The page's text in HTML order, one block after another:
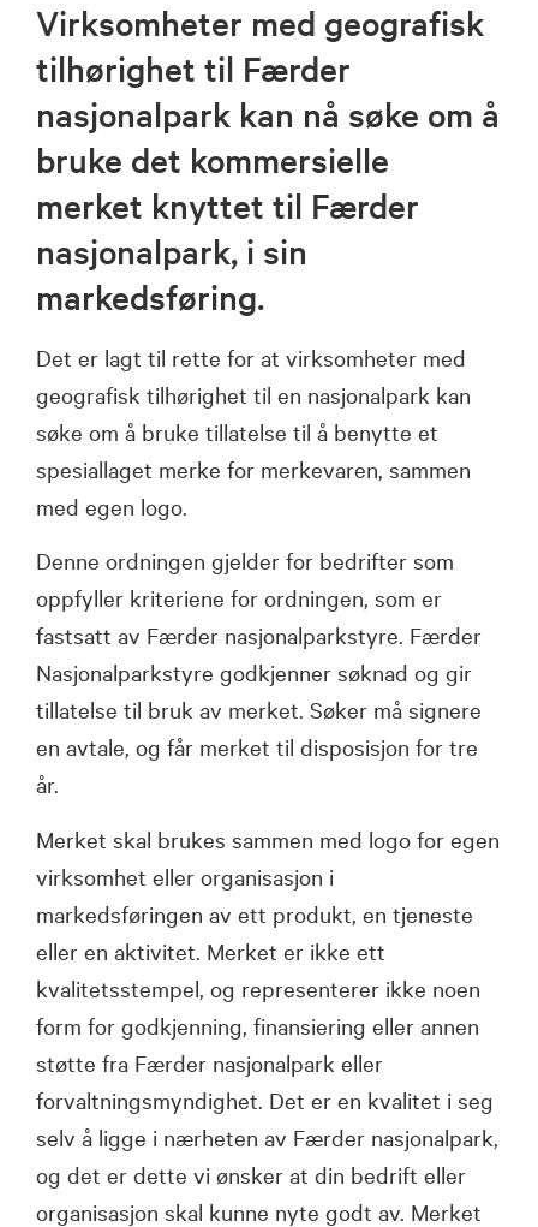
Virksomheter med geografisk
tilhørighet til Færder
nasjonalpark kan nå søke om å
bruke det kommersielle
merket knyttet til Færder
nasjonalpark, i sin
markedsføring.
Det er lagt til rette for at virksomheter med
geografisk tilhørighet til en nasjonalpark kan
søke om å bruke tillatelse til å benytte et
spesiallaget merke for merkevaren, sammen
med egen logo.
Denne ordningen gjelder for bedrifter som
oppfyller kriteriene for ordningen, som er
fastsatt av Færder nasjonalparkstyre. Færder
Nasjonalparkstyre godkjenner søknad og gir
tillatelse til bruk av merket. Søker må signere
en avtale, og får merket til disposisjon for tre
år.
Merket skal brukes sammen med logo for egen
virksomhet eller organisasjon i
markedsføringen av ett produkt, en tjeneste
eller en aktivitet. Merket er ikke ett
kvalitetsstempel, og representerer ikke noen
form for godkjenning, finansiering eller annen
støtte fra Færder nasjonalpark eller
forvaltningsmyndighet. Det er en kvalitet i seg
selv å ligge i nærheten av Færder nasjonalpark,
og det er dette vi ønsker at din bedrift eller
organisasjon skal kunne nyte godt av. Merket